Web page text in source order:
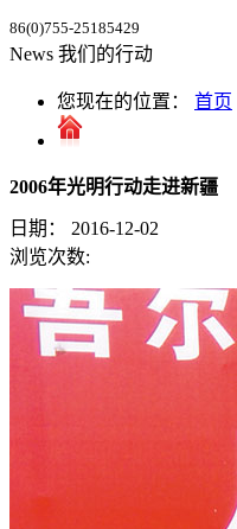
86(0)755-25185429
News 我们的行动
您现在的位置： 首页
2006年光明行动走进新疆
日期：
2016-12-02
浏览次数: